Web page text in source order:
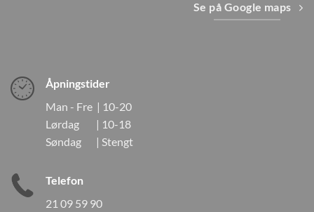
Se på Google maps
Åpningstider
Man - Fre | 10-20
Lørdag | 10-18
Søndag | Stengt
Telefon
21 09 59 90